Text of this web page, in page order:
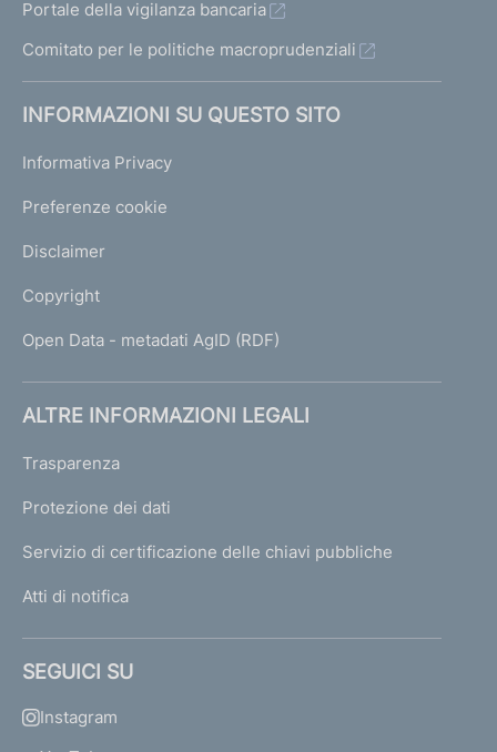
Portale della vigilanza bancaria
Comitato per le politiche macroprudenziali
INFORMAZIONI SU QUESTO SITO
Informativa Privacy
Preferenze cookie
Disclaimer
Copyright
Open Data - metadati AgID (RDF)
ALTRE INFORMAZIONI LEGALI
Trasparenza
Protezione dei dati
Servizio di certificazione delle chiavi pubbliche
Atti di notifica
SEGUICI SU
Instagram